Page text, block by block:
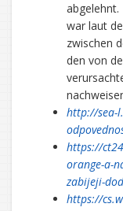
abgelehnt.
war laut
zwischen
den von
http://sea-
https://
orange-a-
zabijeji-
https://